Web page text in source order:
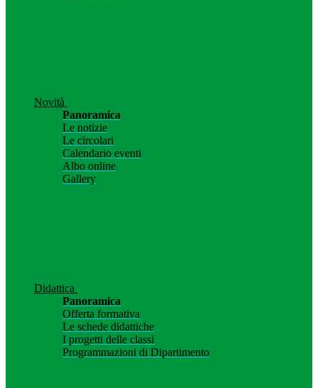
Novità
Panoramica
Le notizie
Le circolari
Calendario eventi
Albo online
Gallery
Didattica
Panoramica
Offerta formativa
Le schede didattiche
I progetti delle classi
Programmazioni di Dipartimento